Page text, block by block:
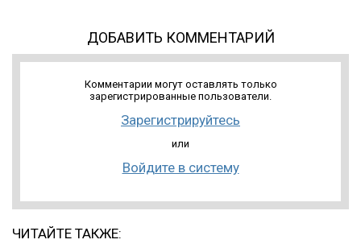
ДОБАВИТЬ КОММЕНТАРИЙ
Комментарии могут оставлять только
зарегистрированные пользователи.
Зарегистрируйтесь
или
Войдите в систему
ЧИТАЙТЕ ТАКЖЕ: